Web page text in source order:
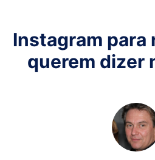
Instagram para
querem dizer